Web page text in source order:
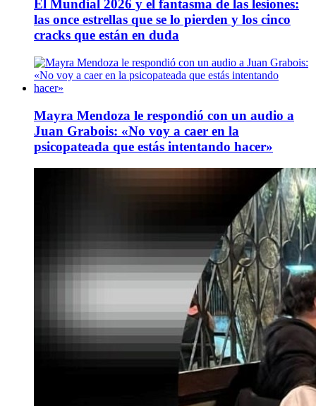
El Mundial 2026 y el fantasma de las lesiones:
las once estrellas que se lo pierden y los cinco
cracks que están en duda
Mayra Mendoza le respondió con un audio a
Juan Grabois: «No voy a caer en la
psicopateada que estás intentando hacer»